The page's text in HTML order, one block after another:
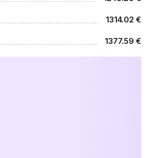
1314.02 €
1377.59 €